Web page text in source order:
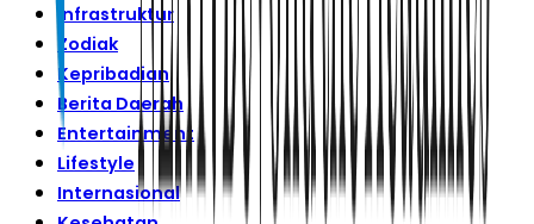
Infrastruktur
Zodiak
Kepribadian
Berita Daerah
Entertainment
Lifestyle
Internasional